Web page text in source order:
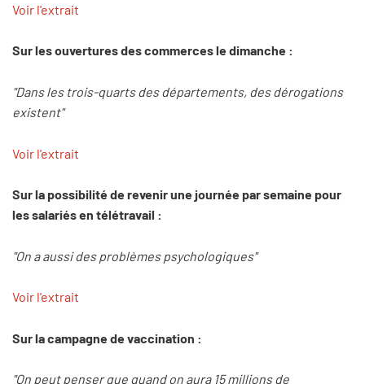
Voir l'extrait
Sur les ouvertures des commerces le dimanche :
"Dans les trois-quarts des départements, des dérogations
existent"
Voir l'extrait
Sur la possibilité de revenir une journée par semaine pour
les salariés en télétravail :
"On a aussi des problèmes psychologiques"
Voir l'extrait
Sur la campagne de vaccination :
"On peut penser que quand on aura 15 millions de